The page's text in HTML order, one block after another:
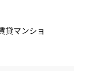
貸マンショ